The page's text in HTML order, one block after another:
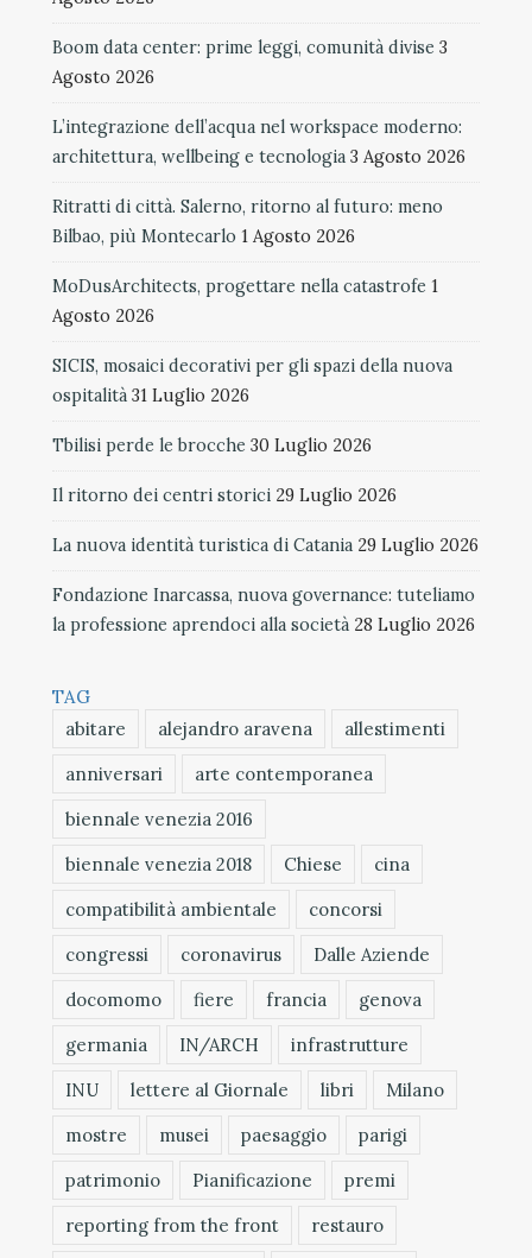
Boom data center: prime leggi, comunità divise 3
Agosto 2026
L’integrazione dell’acqua nel workspace moderno:
architettura, wellbeing e tecnologia 3 Agosto 2026
Ritratti di città. Salerno, ritorno al futuro: meno
Bilbao, più Montecarlo 1 Agosto 2026
MoDusArchitects, progettare nella catastrofe 1
Agosto 2026
SICIS, mosaici decorativi per gli spazi della nuova
ospitalità 31 Luglio 2026
Tbilisi perde le brocche 30 Luglio 2026
Il ritorno dei centri storici 29 Luglio 2026
La nuova identità turistica di Catania 29 Luglio 2026
Fondazione Inarcassa, nuova governance: tuteliamo
la professione aprendoci alla società 28 Luglio 2026
TAG
abitare
alejandro aravena
allestimenti
anniversari
arte contemporanea
biennale venezia 2016
biennale venezia 2018
Chiese
cina
compatibilità ambientale
concorsi
congressi
coronavirus
Dalle Aziende
docomomo
fiere francia
genova
germania
IN/ARCH
infrastrutture
INU
lettere al Giornale libri
Milano
mostre
musei paesaggio
parigi
patrimonio
Pianificazione
premi
reporting from the front
restauro